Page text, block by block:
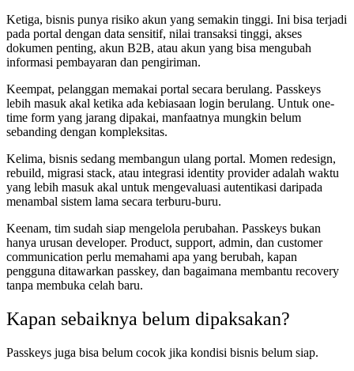
Ketiga, bisnis punya risiko akun yang semakin tinggi. Ini bisa terjadi
pada portal dengan data sensitif, nilai transaksi tinggi, akses
dokumen penting, akun B2B, atau akun yang bisa mengubah
informasi pembayaran dan pengiriman.
Keempat, pelanggan memakai portal secara berulang. Passkeys
lebih masuk akal ketika ada kebiasaan login berulang. Untuk one-
time form yang jarang dipakai, manfaatnya mungkin belum
sebanding dengan kompleksitas.
Kelima, bisnis sedang membangun ulang portal. Momen redesign,
rebuild, migrasi stack, atau integrasi identity provider adalah waktu
yang lebih masuk akal untuk mengevaluasi autentikasi daripada
menambal sistem lama secara terburu-buru.
Keenam, tim sudah siap mengelola perubahan. Passkeys bukan
hanya urusan developer. Product, support, admin, dan customer
communication perlu memahami apa yang berubah, kapan
pengguna ditawarkan passkey, dan bagaimana membantu recovery
tanpa membuka celah baru.
Kapan sebaiknya belum dipaksakan?
Passkeys juga bisa belum cocok jika kondisi bisnis belum siap.